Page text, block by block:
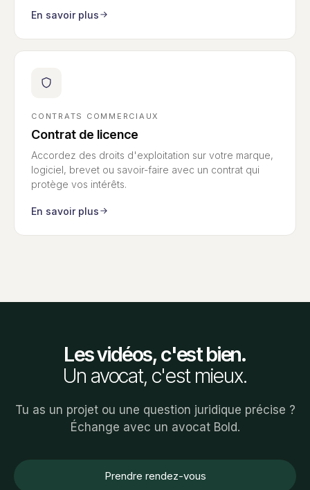
En savoir plus
CONTRATS COMMERCIAUX
Contrat de licence
Accordez des droits d'exploitation sur votre marque,
logiciel, brevet ou savoir-faire avec un contrat qui
protège vos intérêts.
En savoir plus
Les vidéos, c'est bien.
Un avocat, c'est mieux.
Tu as un projet ou une question juridique précise ?
Échange avec un avocat Bold.
Prendre rendez-vous